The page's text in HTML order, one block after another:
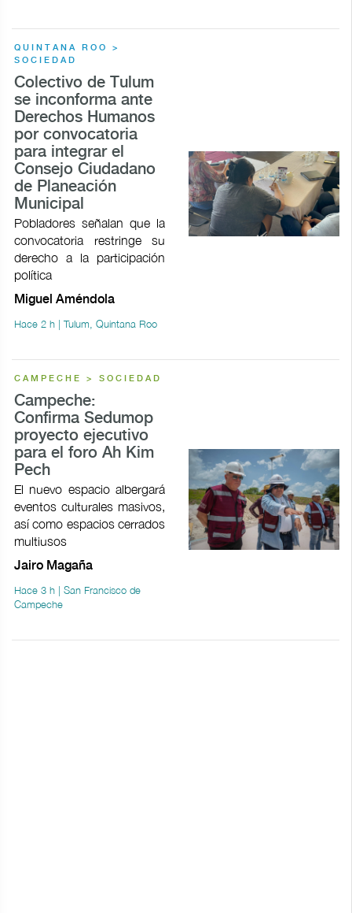
QUINTANA ROO >
SOCIEDAD
Colectivo de Tulum
se inconforma ante
Derechos Humanos
por convocatoria
para integrar el
Consejo Ciudadano
de Planeación
Municipal
Pobladores señalan que la
convocatoria restringe su
derecho a la participación
política
Miguel Améndola
Hace 2 h | Tulum, Quintana Roo
CAMPECHE > SOCIEDAD
Campeche:
Confirma Sedumop
proyecto ejecutivo
para el foro Ah Kim
Pech
El nuevo espacio albergará
eventos culturales masivos,
así como espacios cerrados
multiusos
Jairo Magaña
Hace 3 h | San Francisco de
Campeche